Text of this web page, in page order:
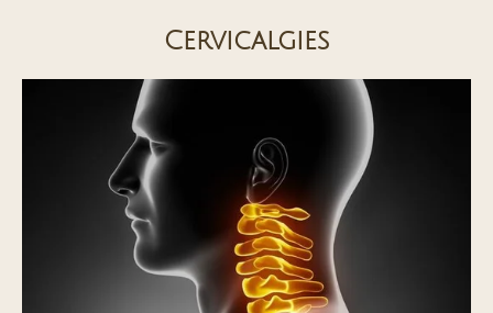
Cervicalgies